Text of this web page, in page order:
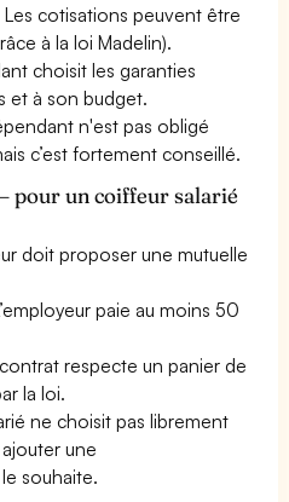
Les cotisations peuvent être
à la loi Madelin).
choisit les garanties
et à son budget.
n'est pas obligé
c’est fortement conseillé.
pour un coiffeur salarié
doit proposer une mutuelle
paie au moins 50
respecte un panier de
la loi.
ne choisit pas librement
une
souhaite.